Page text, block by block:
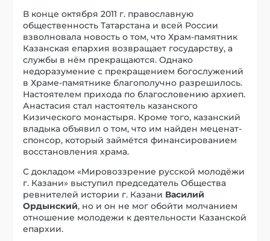
В конце октября 2011 г. православную
общественность Татарстана и всей России
взволновала новость о том, что Храм-памятник
Казанская епархия возвращает государству, а
службы в нём прекращаются. Однако
недоразумение с прекращением богослужений
в Храме-памятнике благополучно разрешилось.
Настоятелем прихода по благословению архиеп.
Анастасия стал настоятель казанского
Кизического монастыря. Кроме того, казанский
владыка объявил о том, что им найден меценат-
спонсор, который займётся финансированием
восстановления храма.
С докладом «Мировоззрение русской молодёжи
г. Казани» выступил председатель Общества
ревнителей истории г. Казани Василий
Ордынский, но и он не мог обойти молчанием
отношение молодежи к деятельности Казанской
епархии.